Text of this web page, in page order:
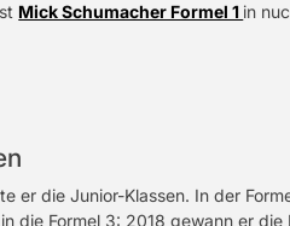
Mick Schumacher Formel 1 in
er die Junior-Klassen. In der
die Formel 3: 2018 gewann er